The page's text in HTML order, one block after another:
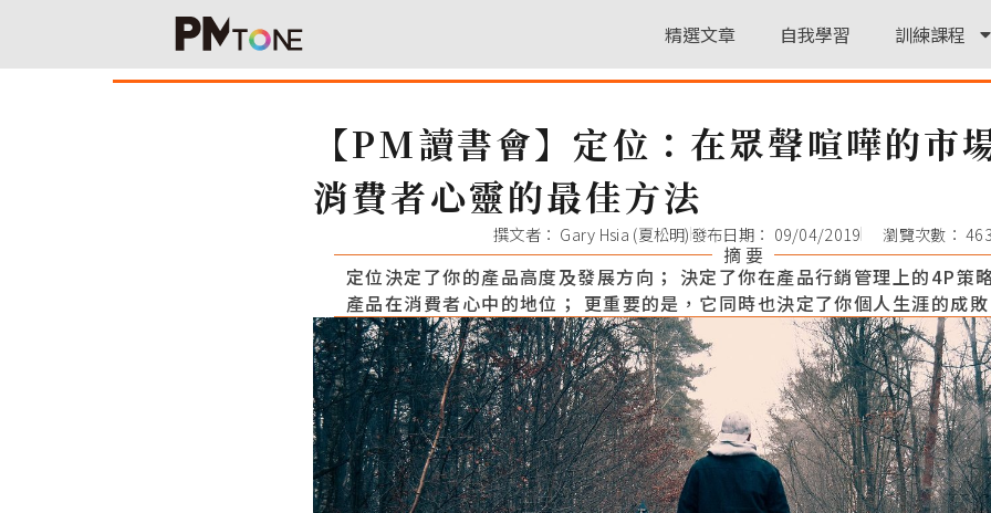
精選文章 自我學習 訓練課程
【PM讀書會】定位：在眾聲喧嘩的市
消費者心靈的最佳方法
撰文者： Gary Hsia (夏松明)發布日期： 09/04/2019 瀏覽次數： 463
摘 要
定位決定了你的產品高度及發展方向； 決定了你在產品行銷管理上的4P策
產品在消費者心中的地位； 更重要的是，它同時也決定了你個人生涯的成敗